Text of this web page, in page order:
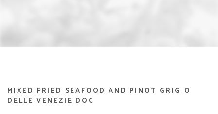
MIXED FRIED SEAFOOD AND PINOT GRIGIO
DELLE VENEZIE DOC